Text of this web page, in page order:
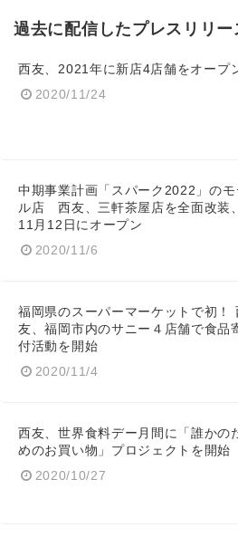
過去に配信したプレスリリー
西友、2021年に新店4店舗をオープ
2020/11/24
中期事業計画「スパーク2022」のモ
ル店 西友、三軒茶屋店を全面改装、
11月12日にオープン
2020/11/6
福岡県のスーパーマーケットで初！
友、福岡市内のサニー４店舗で食品
付活動を開始
2020/11/4
西友、世界食料デー月間に「誰かの
めのお買い物」プロジェクトを開始
2020/10/27